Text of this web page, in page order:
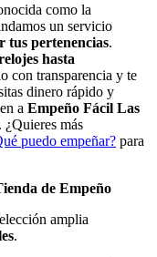
como la
un servicio
tus pertenencias.
hasta
con transparencia y te
dinero rápido y
a Empeño Fácil Las
¿Quieres más
puedo empeñar? para
de Empeño
amplia
.